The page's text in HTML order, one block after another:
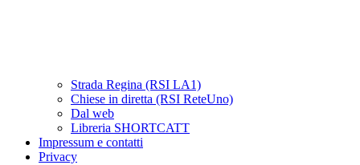
Strada Regina (RSI LA1)
Chiese in diretta (RSI ReteUno)
Dal web
Libreria SHORTCATT
Impressum e contatti
Privacy